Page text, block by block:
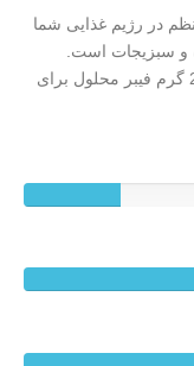
در رژیم غذایی شما
و سبزیجات است.
توصیه می شود که بزرگسالان هر روز حدود 25 گرم فیبر محلول برای